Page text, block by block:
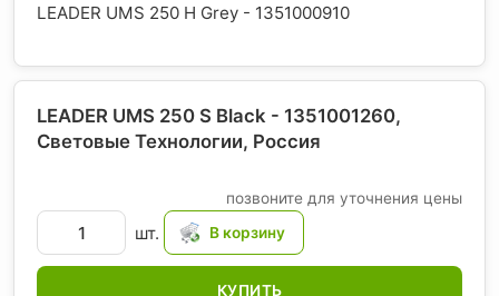
LEADER UMS 250 H Grey - 1351000910
LEADER UMS 250 S Black - 1351001260,
Световые Технологии, Россия
позвоните для уточнения цены
шт.
КУПИТЬ